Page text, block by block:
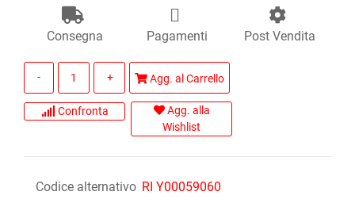
Consegna Pagamenti Post Vendita
Agg. al Carrello
Confronta
Agg. alla
Wishlist
Codice alternativo RI Y00059060